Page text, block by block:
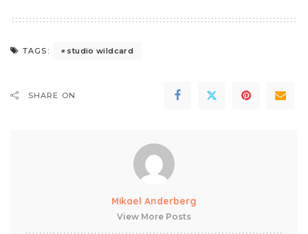
TAGS: studio wildcard
SHARE ON
Mikael Anderberg
View More Posts